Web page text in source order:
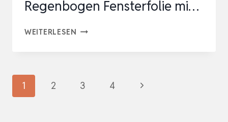
Regenbogen Fensterfolie mi…
WEITERLESEN 39
–
Seitennavigation
1 2 3 4
Nächste